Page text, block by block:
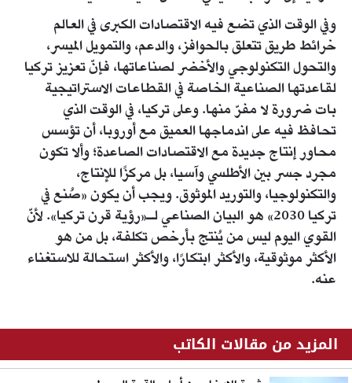
وفي الوقت الذي تضع فيه الاقتصادات الكبرى في العالم
خرائط طريق تتعلق بالحوافز، والدعم، والتمويل الميسر،
والتحول التكنولوجي والأخضر لصناعاتها، فإنّ تعزيز تركيا
لقاعدتها الصناعية الخاصة في القطاعات الاستراتيجية
بات ضرورة لا مفرّ منها. وعلى تركيا، في الوقت الذي
تحافظ فيه على اندماجها العميق مع أوروبا، أن تؤسس
محاور إنتاج جديدة مع الاقتصادات الصاعدة؛ وألا تكون
مجرد جسر بين الأطلسي وآسيا، بل مركزًا للإنتاج،
والتكنولوجيا، والتوريد الموثوق. ويجب أن يكون «صُنع في
تركيا 2030» هو البيان الصناعي لـ«رؤية قرن تركيا». لأنّ
القوي اليوم ليس من يُنتج بأرخص تكلفة، بل من هو
الأكثر موثوقية، والأكثر ابتكارًا، والأكثر استحالة للاستغناء
عنه.
المزيد من مقالات الكاتب